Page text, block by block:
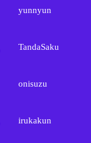
yunnyun
TandaSaku
onisuzu
irukakun